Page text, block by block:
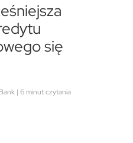
się
| 6 minut czytania